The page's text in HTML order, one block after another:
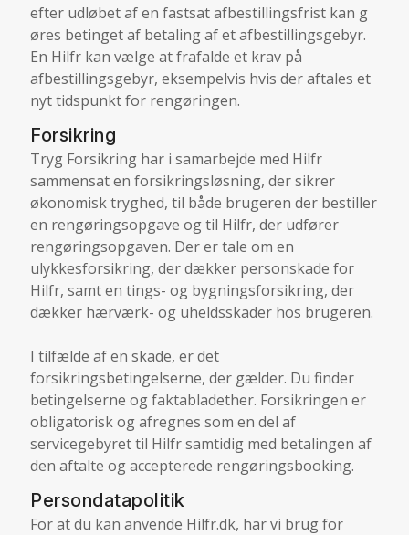
efter udløbet af en fastsat afbestillingsfrist kan g
øres betinget af betaling af et afbestillingsgebyr.
En Hilfr kan vælge at frafalde et krav på
afbestillingsgebyr, eksempelvis hvis der aftales et
nyt tidspunkt for rengøringen.
Forsikring
Tryg Forsikring har i samarbejde med Hilfr
sammensat en forsikringsløsning, der sikrer
økonomisk tryghed, til både brugeren der bestiller
en rengøringsopgave og til Hilfr, der udfører
rengøringsopgaven. Der er tale om en
ulykkesforsikring, der dækker personskade for
Hilfr, samt en tings- og bygningsforsikring, der
dækker hærværk- og uheldsskader hos brugeren.
I tilfælde af en skade, er det
forsikringsbetingelserne, der gælder. Du finder
betingelserne og faktabladether. Forsikringen er
obligatorisk og afregnes som en del af
servicegebyret til Hilfr samtidig med betalingen af
den aftalte og accepterede rengøringsbooking.
Persondatapolitik
For at du kan anvende Hilfr.dk, har vi brug for